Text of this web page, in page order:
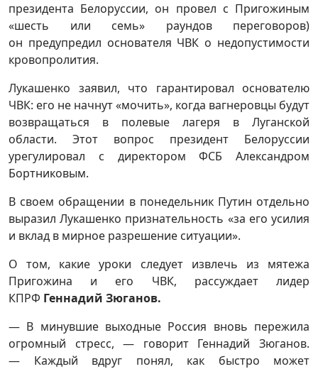
президента Белоруссии, он провел с Пригожиным
«шесть или семь» раундов переговоров)
он предупредил основателя ЧВК о недопустимости
кровопролития.
Лукашенко заявил, что гарантировал основателю
ЧВК: его не начнут «мочить», когда вагнеровцы будут
возвращаться в полевые лагеря в Луганской
области. Этот вопрос президент Белоруссии
урегулировал с директором ФСБ Александром
Бортниковым.
В своем обращении в понедельник Путин отдельно
выразил Лукашенко признательность «за его усилия
и вклад в мирное разрешение ситуации».
О том, какие уроки следует извлечь из мятежа
Пригожина и его ЧВК, рассуждает лидер
КПРФ Геннадий Зюганов.
— В минувшие выходные Россия вновь пережила
огромный стресс, — говорит Геннадий Зюганов.
— Каждый вдруг понял, как быстро может